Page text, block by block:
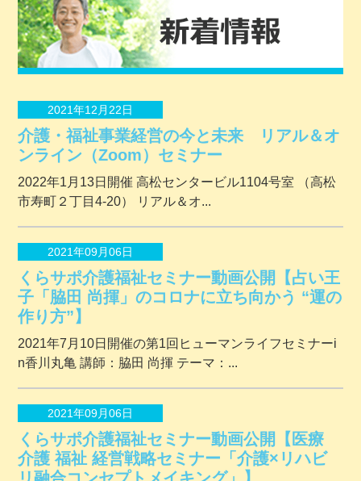
2021年12月22日
介護・福祉事業経営の今と未来 リアル＆オ
ンライン（Zoom）セミナー
2022年1月13日開催 ⾼松センタービル1104号室 （⾼松
市寿町２丁⽬4-20） リアル＆オ...
2021年09月06日
くらサポ介護福祉セミナー動画公開【占い王
子「脇田 尚揮」のコロナに立ち向かう “運の
作り方”】
2021年7月10日開催の第1回ヒューマンライフセミナーi
n香川丸亀 講師：脇田 尚揮 テーマ：...
2021年09月06日
くらサポ介護福祉セミナー動画公開【医療
介護 福祉 経営戦略セミナー「介護×リハビ